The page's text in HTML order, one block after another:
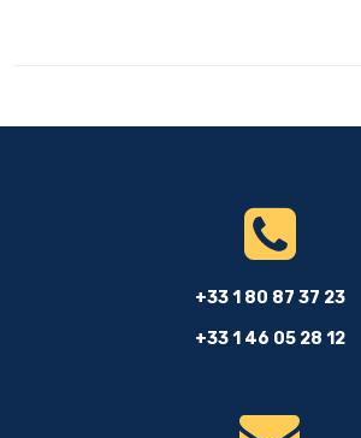
+33 1 80 87 37 23
+33 1 46 05 28 12